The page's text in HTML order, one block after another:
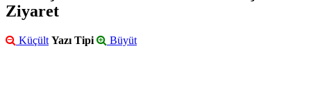
Ziyaret
Küçült Yazı Tipi Büyüt